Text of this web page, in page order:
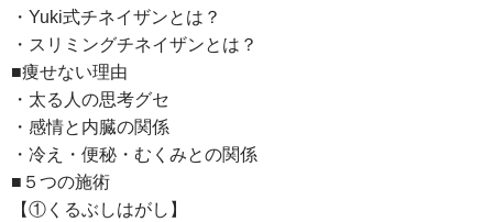
・Yuki式チネイザンとは？
・スリミングチネイザンとは？
■痩せない理由
・太る人の思考グセ
・感情と内臓の関係
・冷え・便秘・むくみとの関係
■５つの施術
【①くるぶしはがし】